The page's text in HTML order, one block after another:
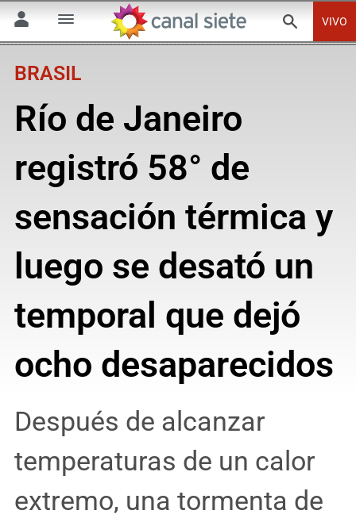
VIVO
BRASIL
Río de Janeiro
registró 58° de
sensación térmica y
luego se desató un
temporal que dejó
ocho desaparecidos
Después de alcanzar
temperaturas de un calor
extremo, una tormenta de